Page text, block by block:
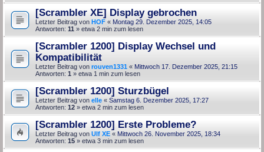
[Scrambler XE] Display gebrochen
Letzter Beitrag von HOF « Montag 29. Dezember 2025, 14:05
Antworten: 11 » etwa 2 min zum lesen
[Scrambler 1200] Display Wechsel und
Kompatibilität
Letzter Beitrag von rouven1331 « Mittwoch 17. Dezember 2025, 21:15
Antworten: 1 » etwa 1 min zum lesen
[Scrambler 1200] Sturzbügel
Letzter Beitrag von elle « Samstag 6. Dezember 2025, 17:27
Antworten: 12 » etwa 2 min zum lesen
[Scrambler 1200] Erste Probleme?
Letzter Beitrag von Ulf XE « Mittwoch 26. November 2025, 18:34
Antworten: 15 » etwa 3 min zum lesen